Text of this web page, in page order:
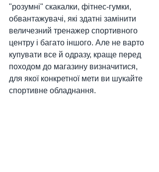
"розумні" скакалки, фітнес-гумки,
обвантажувачі, які здатні замінити
величезний тренажер спортивного
центру і багато іншого. Але не варто
купувати все й одразу, краще перед
походом до магазину визначитися,
для якої конкретної мети ви шукайте
спортивне обладнання.